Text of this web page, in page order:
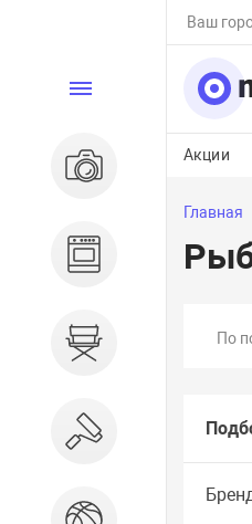
Ваш
Акции
Каталог
Электроника
Бытовая
Ремонт и
Главная
По